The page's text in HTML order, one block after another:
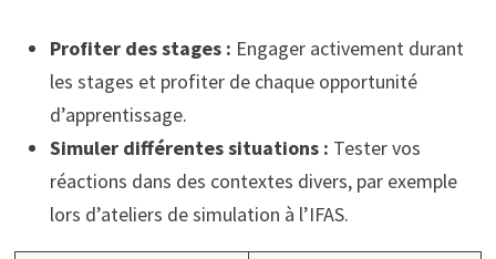
Profiter des stages : Engager activement durant
les stages et profiter de chaque opportunité
d’apprentissage.
Simuler différentes situations : Tester vos
réactions dans des contextes divers, par exemple
lors d’ateliers de simulation à l’IFAS.